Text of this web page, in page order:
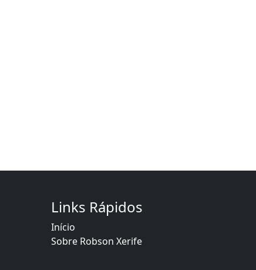
Links Rápidos
Início
Sobre Robson Xerife